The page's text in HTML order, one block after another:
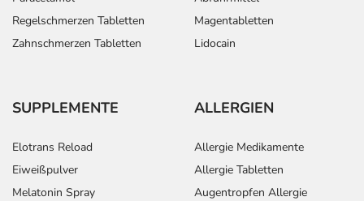
Regelschmerzen Tabletten
Zahnschmerzen Tabletten
Magentabletten
Lidocain
SUPPLEMENTE
Elotrans Reload
Eiweißpulver
Melatonin Spray
ALLERGIEN
Allergie Medikamente
Allergie Tabletten
Augentropfen Allergie